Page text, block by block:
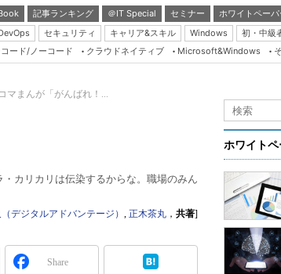
記事ランキング ＠IT Special セミナー
ホワイトペーパ
セキュリティ キャリア&スキル Windows 初・中級
Server & Storage
Database Expert
Linux ＆ OSS
Master of IP Network
Security & Trust
コード/ノーコード クラウドネイティブ Microsoft&Windows
マまんが「がんばれ！...
カリカリは伝染するからな。職場のみん
デジタルアドバンテージ） , 正木茶丸 ， 共著]
Share
ホワイト